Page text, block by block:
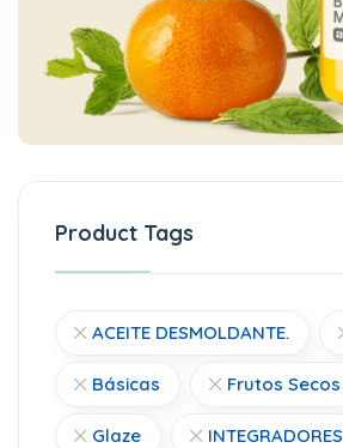
Product Tags
ACEITE DESMOLDANTE.
Básicas Frutos Secos
Glaze INTEGRADORES